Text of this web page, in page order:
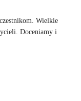
Wielkie
Doceniamy i